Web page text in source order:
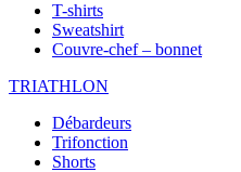
T-shirts
Sweatshirt
Couvre-chef – bonnet
TRIATHLON
Débardeurs
Trifonction
Shorts